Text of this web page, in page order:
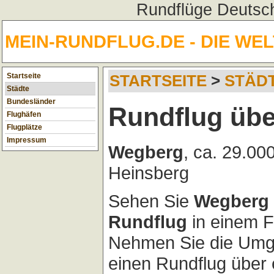
Rundflüge
MEIN-RUNDFLUG.DE - DIE
Startseite
Städte
Bundesländer
Flughäfen
Flugplätze
Impressum
STARTSEITE >
Rundflug
Wegberg, ca.
Heinsberg
Sehen Sie Wegberg
Rundflug in einem
Nehmen Sie die
einen Rundflug